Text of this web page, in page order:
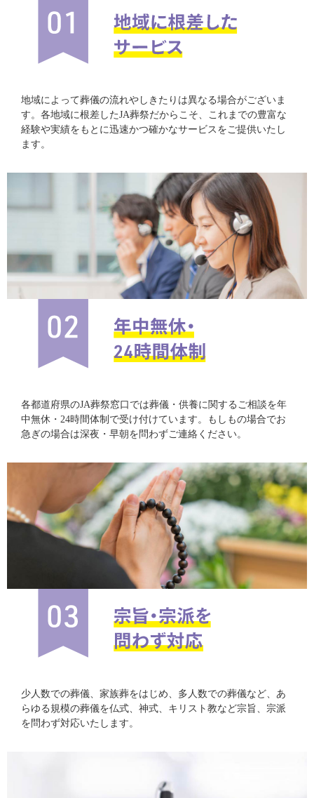
地域によって葬儀の流れやしきたりは異なる場合がございま
す。各地域に根差したJA葬祭だからこそ、これまでの豊富な
経験や実績をもとに迅速かつ確かなサービスをご提供いたし
ます。
各都道府県のJA葬祭窓口では葬儀・供養に関するご相談を年
中無休・24時間体制で受け付けています。もしもの場合でお
急ぎの場合は深夜・早朝を問わずご連絡ください。
少人数での葬儀、家族葬をはじめ、多人数での葬儀など、あ
らゆる規模の葬儀を仏式、神式、キリスト教など宗旨、宗派
を問わず対応いたします。